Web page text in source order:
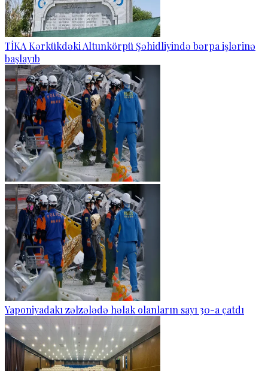
TİKA Kərkükdəki Altunkörpü Şəhidliyində bərpa işlərinə
başlayıb
Yaponiyadakı zəlzələdə həlak olanların sayı 30-a çatdı